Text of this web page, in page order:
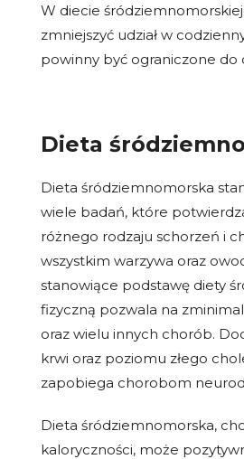
W diecie
zmniejszyć udział w
powinny być ograniczone do
Dieta
Dieta śródziemnomorska
wiele badań, które
różnego rodzaju schorzeń i
wszystkim warzywa oraz
stanowiące podstawę diety
fizyczną pozwala na
oraz wielu innych chorób.
krwi oraz poziomu złego
zapobiega chorobom
Dieta śródziemnomorska,
kaloryczności, może